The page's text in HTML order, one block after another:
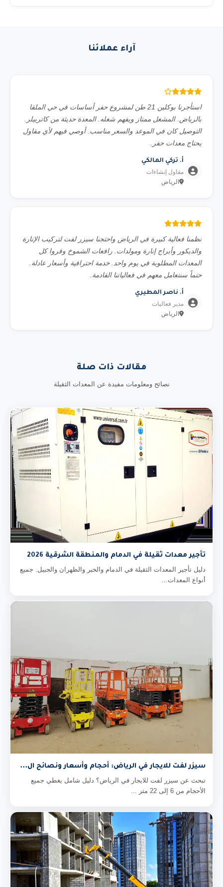
آراء عملائنا
استأجرنا بوكلين 21 طن لمشروع حفر أساسات في حي الملقا
بالرياض. المشغل ممتاز ويفهم شغله. المعدة حديثة من كاتربيلر.
التوصيل كان في الموعد والسعر مناسب. أوصي فيهم لأي مقاول
يحتاج معدات حفر.
أ. تركي المالكي
مقاول إنشاءات
الرياض
نظمنا فعالية كبيرة في الرياض واحتجنا سيزر لفت لتركيب الإنارة
والديكور وأبراج إنارة ومولدات. رافعات الشموخ وفروا كل
المعدات المطلوبة في يوم واحد. خدمة احترافية وأسعار عادلة.
حتماً سنتعامل معهم في فعالياتنا القادمة.
أ. ناصر المطيري
مدير فعاليات
الرياض
مقالات ذات صلة
نصائح ومعلومات مفيدة عن المعدات الثقيلة
تأجير معدات ثقيلة في الدمام والمنطقة الشرقية 2026
دليل تأجير المعدات الثقيلة في الدمام والخبر والظهران والجبيل. جميع
أنواع المعدات...
سيزر لفت للايجار في الرياض: أحجام وأسعار ونصائح ال...
تبحث عن سيزر لفت للايجار في الرياض؟ دليل شامل يغطي جميع
الأحجام من 6 إلى 22 متر ...